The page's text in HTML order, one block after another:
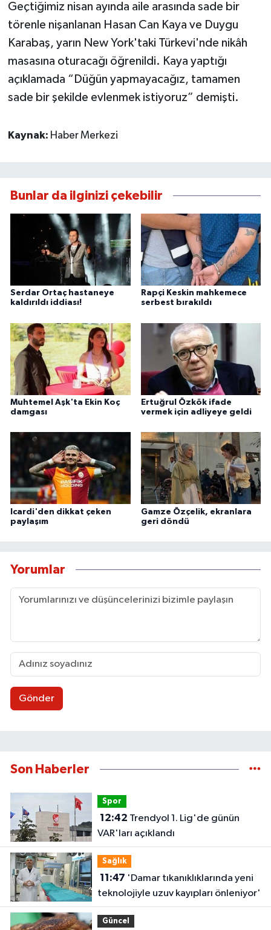
Geçtiğimiz nisan ayında aile arasında sade bir
törenle nişanlanan Hasan Can Kaya ve Duygu
Karabaş, yarın New York'taki Türkevi'nde nikâh
masasına oturacağı öğrenildi. Kaya yaptığı
açıklamada “Düğün yapmayacağız, tamamen
sade bir şekilde evlenmek istiyoruz” demişti.
Kaynak: Haber Merkezi
Bunlar da ilginizi çekebilir
Serdar Ortaç hastaneye
kaldırıldı iddiası!
Rapçi Keskin mahkemece
serbest bırakıldı
Muhtemel Aşk'ta Ekin Koç
damgası
Ertuğrul Özkök ifade
vermek için adliyeye geldi
Icardi'den dikkat çeken
paylaşım
Gamze Özçelik, ekranlara
geri döndü
Yorumlar
Gönder
Son Haberler
Spor
12:42
VAR'ları açıklandı
Sağlık
11:47
teknolojiyle uzuv kayıpları önleniyor'
Güncel